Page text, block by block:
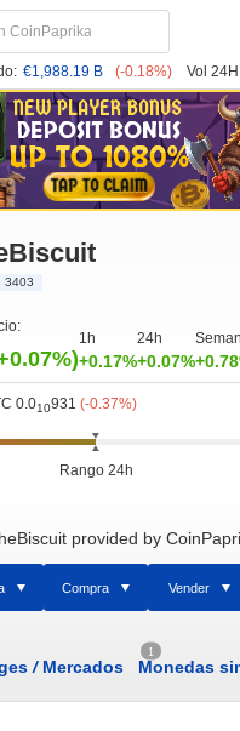
€1,988.19 B (-0.18%) Vol
3403
1h
+0.17%
24h
+0.07%
0.010931 (-0.37%)
Rango 24h
provided by
Compra Vender
/Mercados
1
Monedas